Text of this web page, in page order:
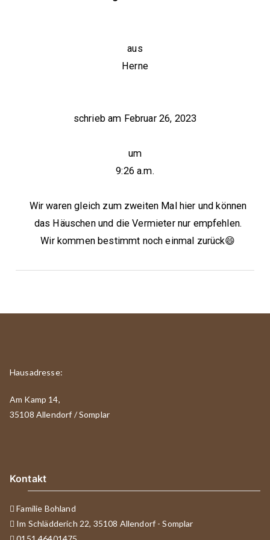
aus
Herne
schrieb am Februar 26, 2023
um
9:26 a.m.
Wir waren gleich zum zweiten Mal hier und können
das Häuschen und die Vermieter nur empfehlen.
Wir kommen bestimmt noch einmal zurück😄
Hausadresse:
Am Kamp 14,
35108 Allendorf / Somplar
Kontakt
Familie Bohland
Im Schlädderich 22, 35108 Allendorf - Somplar